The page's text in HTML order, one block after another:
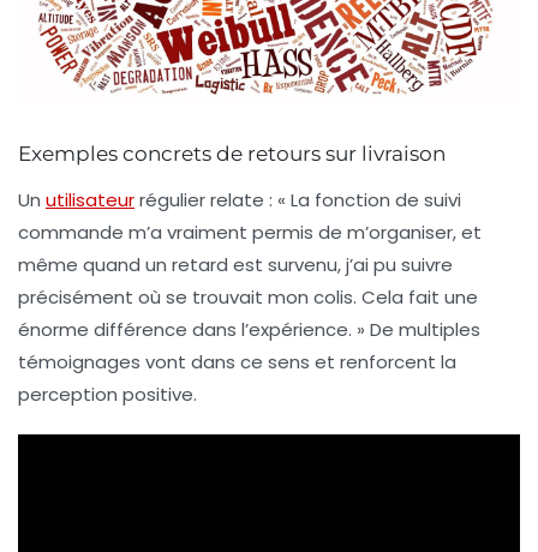
Exemples concrets de retours sur livraison
Un utilisateurrégulier relate : « La fonction de suivi
commande m’a vraiment permis de m’organiser, et
même quand un retard est survenu, j’ai pu suivre
précisément où se trouvait mon colis. Cela fait une
énorme différence dans l’expérience. » De multiples
témoignages vont dans ce sens et renforcent la
perception positive.